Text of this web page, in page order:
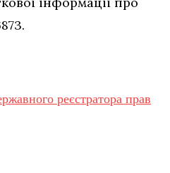
реєстратора прав